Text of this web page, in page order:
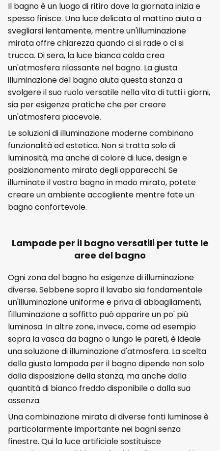
Il bagno è un luogo di ritiro dove la giornata inizia e
spesso finisce. Una luce delicata al mattino aiuta a
svegliarsi lentamente, mentre un'illuminazione
mirata offre chiarezza quando ci si rade o ci si
trucca. Di sera, la luce bianca calda crea
un'atmosfera rilassante nel bagno. La giusta
illuminazione del bagno aiuta questa stanza a
svolgere il suo ruolo versatile nella vita di tutti i giorni,
sia per esigenze pratiche che per creare
un'atmosfera piacevole.
Le soluzioni di illuminazione moderne combinano
funzionalità ed estetica. Non si tratta solo di
luminosità, ma anche di colore di luce, design e
posizionamento mirato degli apparecchi. Se
illuminate il vostro bagno in modo mirato, potete
creare un ambiente accogliente mentre fate un
bagno confortevole.
Lampade per il bagno versatili per tutte le
aree del bagno
Ogni zona del bagno ha esigenze di illuminazione
diverse. Sebbene sopra il lavabo sia fondamentale
un'illuminazione uniforme e priva di abbagliamenti,
l'illuminazione a soffitto può apparire un po' più
luminosa. In altre zone, invece, come ad esempio
sopra la vasca da bagno o lungo le pareti, è ideale
una soluzione di illuminazione d'atmosfera. La scelta
della giusta lampada per il bagno dipende non solo
dalla disposizione della stanza, ma anche dalla
quantità di bianco freddo disponibile o dalla sua
assenza.
Una combinazione mirata di diverse fonti luminose è
particolarmente importante nei bagni senza
finestre. Qui la luce artificiale sostituisce